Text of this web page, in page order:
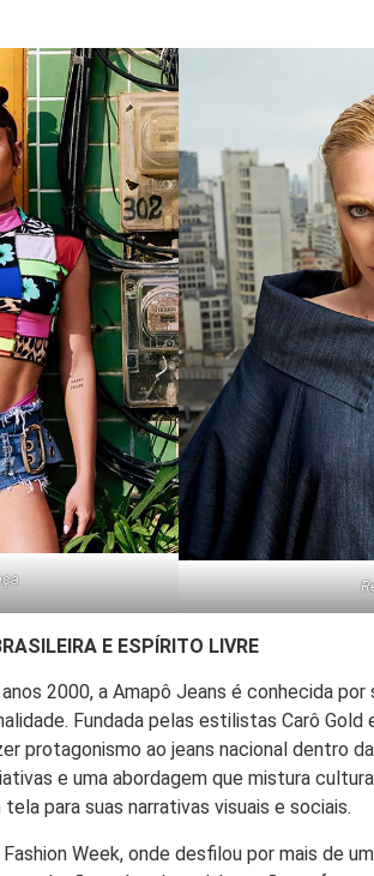
E ESPÍRITO LIVRE
2000, a Amapô Jeans é conhecida
Fundada pelas estilistas Carô Gold
protagonismo ao jeans nacional dentro
e uma abordagem que mistura
para suas narrativas visuais e sociais.
Week, onde desfilou por mais de